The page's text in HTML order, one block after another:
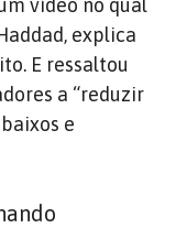
vídeo no qual
explica
E ressaltou
a “reduzir
e